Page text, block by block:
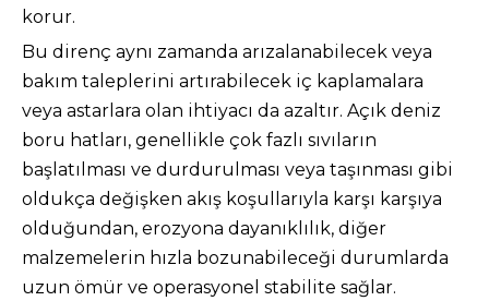
korur.
Bu direnç aynı zamanda arızalanabilecek veya
bakım taleplerini artırabilecek iç kaplamalara
veya astarlara olan ihtiyacı da azaltır. Açık deniz
boru hatları, genellikle çok fazlı sıvıların
başlatılması ve durdurulması veya taşınması gibi
oldukça değişken akış koşullarıyla karşı karşıya
olduğundan, erozyona dayanıklılık, diğer
malzemelerin hızla bozunabileceği durumlarda
uzun ömür ve operasyonel stabilite sağlar.